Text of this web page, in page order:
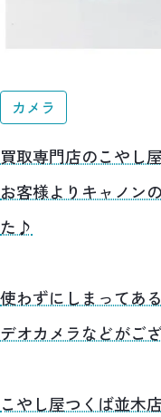
カメラ
買取専門店のこやし
お客様よりキャノン
た♪
使わずにしまってあ
デオカメラなどがご
こやし屋つくば並木